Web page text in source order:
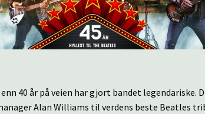
40 år på veien har gjort bandet legendariske.
Alan Williams til verdens beste Beatles